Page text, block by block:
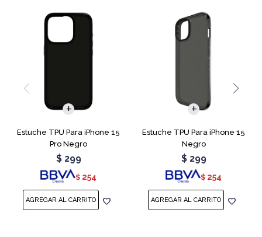
Estuche TPU Para iPhone 15
Pro Negro
$ 299
$ 254
Estuche TPU Para iPhone 15
Negro
$ 299
$ 254